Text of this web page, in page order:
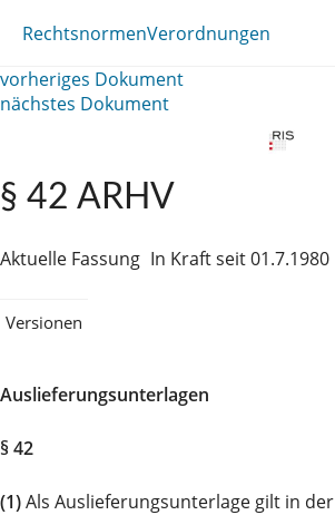
RechtsnormenVerordnungen
vorheriges Dokument
nächstes Dokument
§ 42 ARHV
Aktuelle Fassung In Kraft seit 01.7.1980
Versionen
Auslieferungsunterlagen
§ 42
(1)Als Auslieferungsunterlage gilt in der